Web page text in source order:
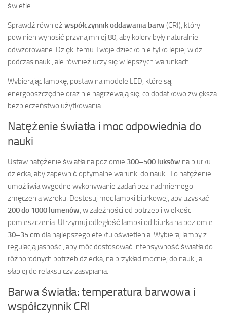
świetle.
Sprawdź również współczynnik oddawania barw (CRI), który
powinien wynosić przynajmniej 80, aby kolory były naturalnie
odwzorowane. Dzięki temu Twoje dziecko nie tylko lepiej widzi
podczas nauki, ale również uczy się w lepszych warunkach.
Wybierając lampkę, postaw na modele LED, które są
energooszczędne oraz nie nagrzewają się, co dodatkowo zwiększa
bezpieczeństwo użytkowania.
Natężenie światła i moc odpowiednia do
nauki
Ustaw natężenie światła na poziomie 300–500 luksów na biurku
dziecka, aby zapewnić optymalne warunki do nauki. To natężenie
umożliwia wygodne wykonywanie zadań bez nadmiernego
zmęczenia wzroku. Dostosuj moc lampki biurkowej, aby uzyskać
200 do 1000 lumenów , w zależności od potrzeb i wielkości
pomieszczenia. Utrzymuj odległość lampki od biurka na poziomie
30–35 cm dla najlepszego efektu oświetlenia. Wybieraj lampy z
regulacją jasności, aby móc dostosować intensywność światła do
różnorodnych potrzeb dziecka, na przykład mocniej do nauki, a
słabiej do relaksu czy zasypiania.
Barwa światła: temperatura barwowa i
współczynnik CRI